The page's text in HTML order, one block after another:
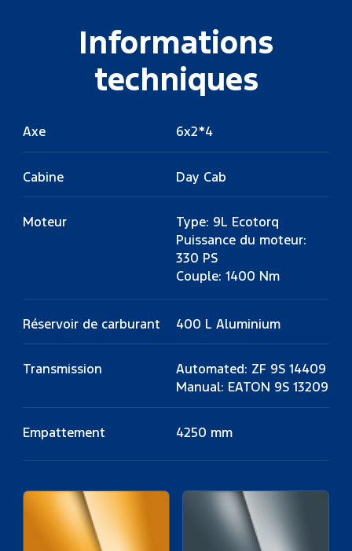
Informations
techniques
Axe 6x2*4
Cabine Day Cab
Moteur
Type: 9L Ecotorq
Puissance du moteur:
330 PS
Couple: 1400 Nm
Réservoir de carburant 400 L Aluminium
Transmission
Automated: ZF 9S 14409
Manual: EATON 9S 13209
Empattement 4250 mm